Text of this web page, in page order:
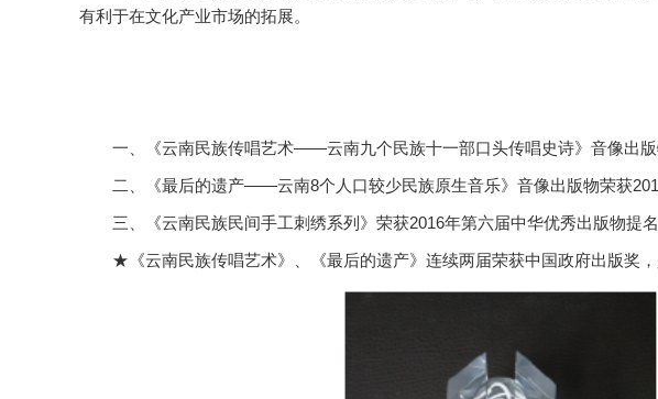
有利于在文化产业市场的拓展。
一、《云南民族传唱艺术——云南九个民族十一部口头传唱史诗》音像出版
二、《最后的遗产——云南8个人口较少民族原生音乐》音像出版物荣获
三、《云南民族民间手工刺绣系列》荣获2016年第六届中华优秀出版物提名
★《云南民族传唱艺术》、《最后的遗产》连续两届荣获中国政府出版奖